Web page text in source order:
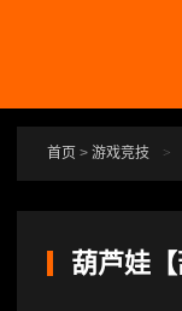
首页 > 游戏竞技 >
葫芦娃